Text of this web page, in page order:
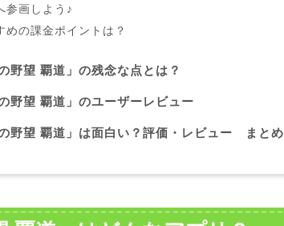
参画しよう♪
めの課金ポイントは？
野望 覇道」の残念な点とは？
の野望 覇道」のユーザーレビュー
の野望 覇道」は面白い？評価・レビュー まとめ